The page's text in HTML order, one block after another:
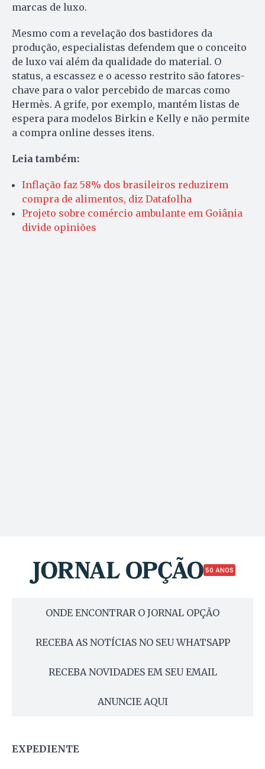
marcas de luxo.
Mesmo com a revelação dos bastidores da
produção, especialistas defendem que o conceito
de luxo vai além da qualidade do material. O
status, a escassez e o acesso restrito são fatores-
chave para o valor percebido de marcas como
Hermès. A grife, por exemplo, mantém listas de
espera para modelos Birkin e Kelly e não permite
a compra online desses itens.
Leia também:
Inflação faz 58% dos brasileiros reduzirem
compra de alimentos, diz Datafolha
Projeto sobre comércio ambulante em Goiânia
divide opiniões
50 ANOS
ONDE ENCONTRAR O JORNAL OPÇÃO
RECEBA AS NOTÍCIAS NO SEU WHATSAPP
RECEBA NOVIDADES EM SEU EMAIL
ANUNCIE AQUI
EXPEDIENTE